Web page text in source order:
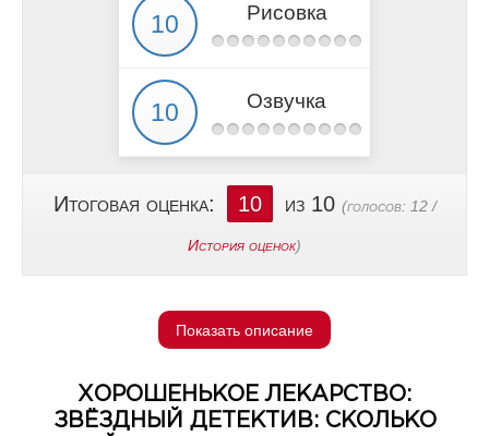
Рисовка
Озвучка
Итоговая оценка: 10 из 10 (голосов: 12/
История оценок)
Показать описание
ХОРОШЕНЬКОЕ ЛЕКАРСТВО:
ЗВЁЗДНЫЙ ДЕТЕКТИВ: СКОЛЬКО